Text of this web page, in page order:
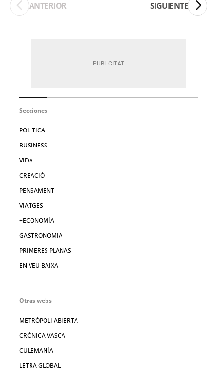
ANTERIOR SIGUIENTE
Secciones
POLÍTICA
BUSINESS
VIDA
CREACIÓ
PENSAMENT
VIATGES
+ECONOMÍA
GASTRONOMIA
PRIMERES PLANAS
EN VEU BAIXA
Otras webs
METRÓPOLI ABIERTA
CRÓNICA VASCA
CULEMANÍA
LETRA GLOBAL